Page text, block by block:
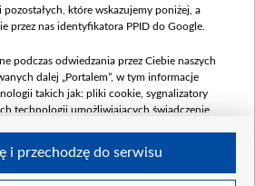
które wskazujemy poniżej, a
przez nas identyfikatora PPID do Google.
podczas odwiedzania przez Ciebie naszych
dalej „Portalem”, w tym informacje
takich jak: pliki cookie, sygnalizatory
technologii umożliwiających świadczenie
i przechodzę do serwisu